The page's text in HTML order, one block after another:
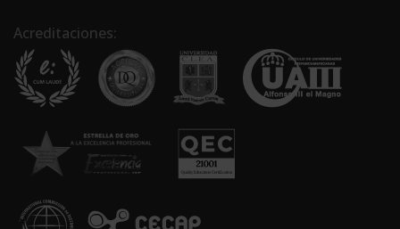
Acreditaciones: